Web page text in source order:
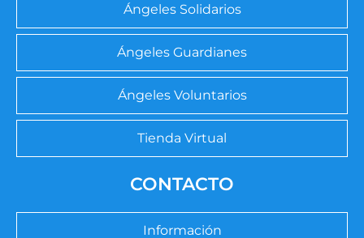
Ángeles Solidarios
Ángeles Guardianes
Ángeles Voluntarios
Tienda Virtual
CONTACTO
Información